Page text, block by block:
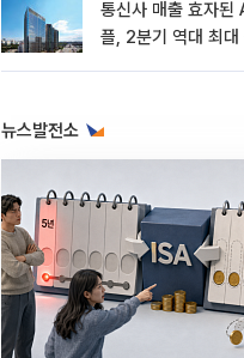
통신사 매출 효자
플, 2분기 역대 최대
뉴스발전소